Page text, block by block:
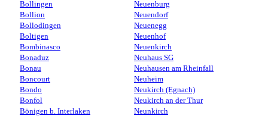
Bollingen
Bollion
Bollodingen
Boltigen
Bombinasco
Bonaduz
Bonau
Boncourt
Bondo
Bonfol
Bönigen b. Interlaken
Neuenburg
Neuendorf
Neuenegg
Neuenhof
Neuenkirch
Neuhaus SG
Neuhausen am Rheinfall
Neuheim
Neukirch (Egnach)
Neukirch an der Thur
Neunkirch